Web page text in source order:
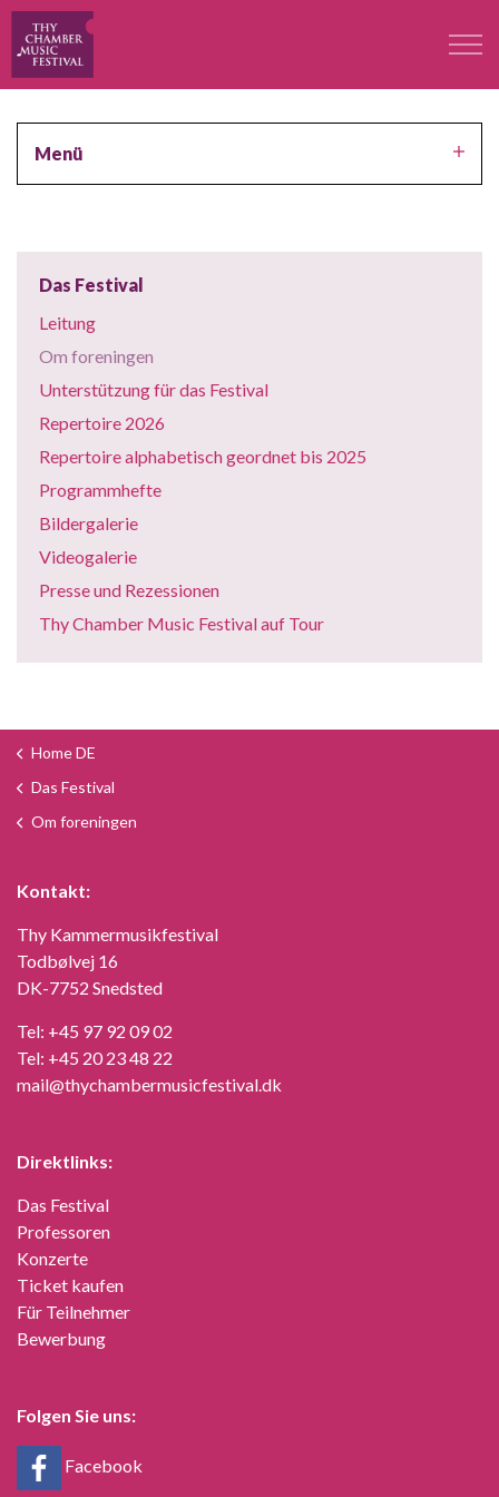
Das Festival
Professoren
Konzerte
Teilnehmer
Kontakt
Deutsch
Kontakt
Menü
Das Festival
Leitung
Om foreningen
Unterstützung für das Festival
Repertoire 2026
Repertoire alphabetisch geordnet bis 2025
Programmhefte
Bildergalerie
Videogalerie
Presse und Rezessionen
Thy Chamber Music Festival auf Tour
Home DE
Das Festival
Om foreningen
Kontakt:
Thy Kammermusikfestival
Todbølvej 16
DK-7752 Snedsted
Tel: +45 97 92 09 02
Tel: +45 20 23 48 22
mail@thychambermusicfestival.dk
Direktlinks:
Das Festival
Professoren
Konzerte
Ticket kaufen
Für Teilnehmer
Bewerbung
Folgen Sie uns:
Facebook